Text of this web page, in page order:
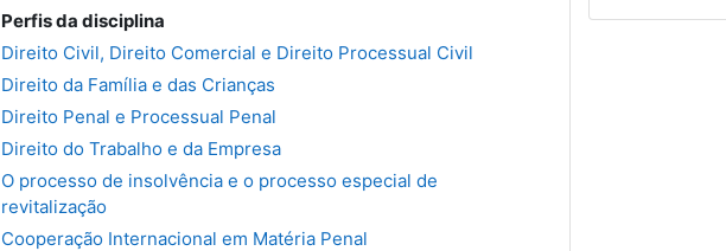
Perfis da disciplina
Direito Civil, Direito Comercial e Direito Processual Civil
Direito da Família e das Crianças
Direito Penal e Processual Penal
Direito do Trabalho e da Empresa
O processo de insolvência e o processo especial de
revitalização
Cooperação Internacional em Matéria Penal